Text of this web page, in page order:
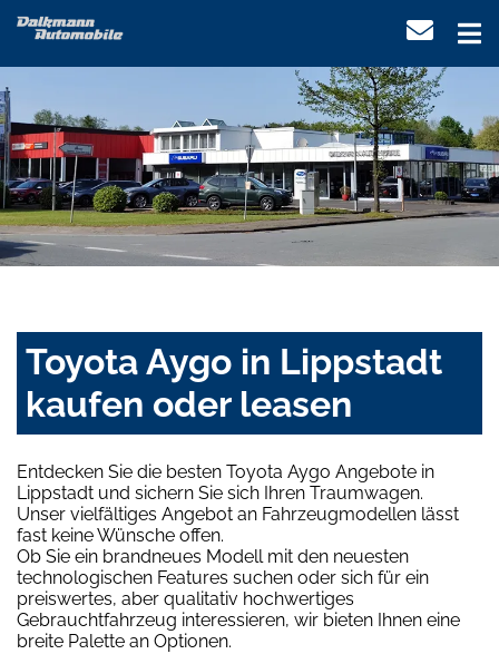
Toyota Aygo in Lippstadt
kaufen oder leasen
Entdecken Sie die besten Toyota Aygo Angebote in
Lippstadt und sichern Sie sich Ihren Traumwagen.
Unser vielfältiges Angebot an Fahrzeugmodellen lässt
fast keine Wünsche offen.
Ob Sie ein brandneues Modell mit den neuesten
technologischen Features suchen oder sich für ein
preiswertes, aber qualitativ hochwertiges
Gebrauchtfahrzeug interessieren, wir bieten Ihnen eine
breite Palette an Optionen.